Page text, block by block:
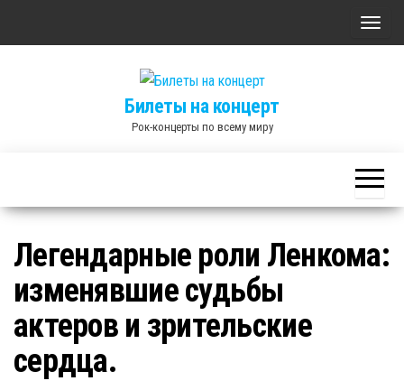
П
т
ь
С
Билеты на концерт
Рок-концерты по всему миру
Легендарные роли Ленкома:
изменявшие судьбы
актеров и зрительские
сердца.